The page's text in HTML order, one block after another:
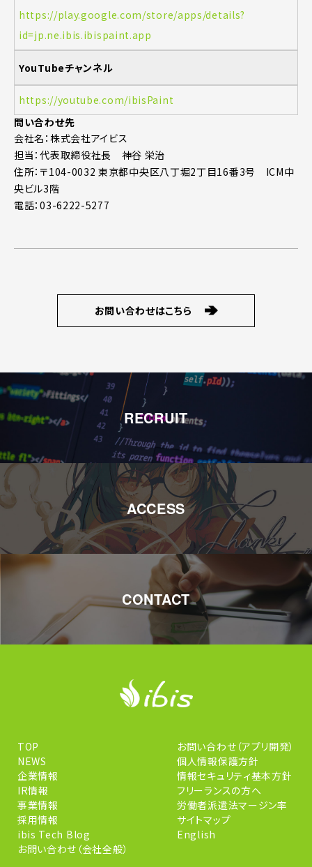
https://play.google.com/store/apps/details?
id=jp.ne.ibis.ibispaint.app
YouTubeチャンネル
https://youtube.com/ibisPaint
問い合わせ先
会社名：株式会社アイビス
担当：代表取締役社長 神谷 栄治
住所：〒104-0032 東京都中央区八丁堀2丁目16番3号 ICM中
央ビル3階
電話：03-6222-5277
お問い合わせはこちら
RECRUIT
ACCESS
CONTACT
TOP
NEWS
企業情報
IR情報
事業情報
採用情報
ibis Tech Blog
お問い合わせ（会社全般）
お問い合わせ（アプリ開発）
個人情報保護方針
情報セキュリティ基本方針
フリーランスの方へ
労働者派遣法マージン率
サイトマップ
English